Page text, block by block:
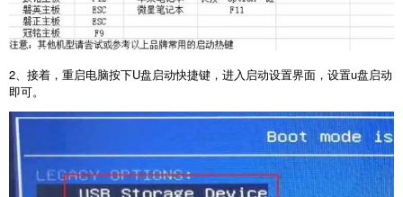
2、接着，重启电脑按下U盘启动快捷键，进入启动设置界面，设置u盘启动
即可。